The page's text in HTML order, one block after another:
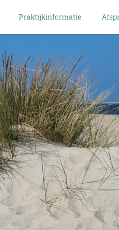
Praktijkinformatie